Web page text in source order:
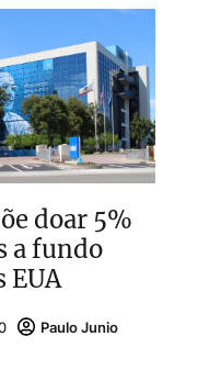
doar 5%
a fundo
EUA
Paulo Junio